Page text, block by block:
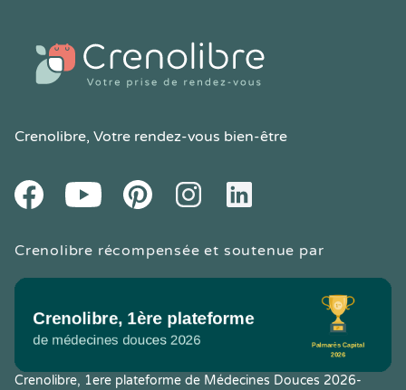
Crenolibre, Votre rendez-vous bien-être
FacebookYoutube PinteresetInstagramLinkedIn
Crenolibre récompensée et soutenue par
Crenolibre, 1ere plateforme de Médecines Douces 2026-